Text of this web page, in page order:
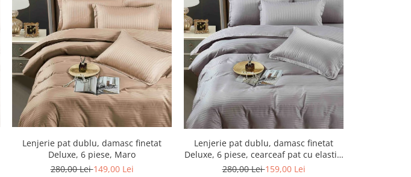
Lenjerie pat dublu, damasc finetat
Deluxe, 6 piese, Maro
280,00 Lei149,00 Lei
Lenjerie pat dublu, damasc finetat
Deluxe, 6 piese, cearceaf pat cu elastic,
Gri Deschis
280,00 Lei159,00 Lei